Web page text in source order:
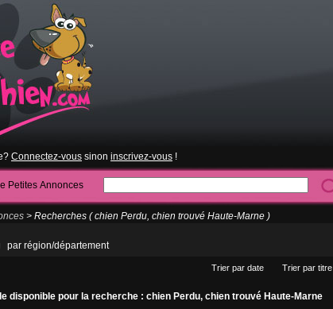
Connectez-vous sinon inscrivez-vous !
Petites Annonces
> Recherches ( chien Perdu, chien trouvé Haute-Marne )
par région/département
Trier par date Trier par titre
disponible pour la recherche : chien Perdu, chien trouvé Haute-Marne